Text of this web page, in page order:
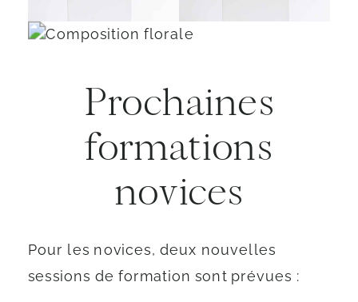
Prochaines
formations
novices
Pour les novices, deux nouvelles
sessions de formation sont prévues :